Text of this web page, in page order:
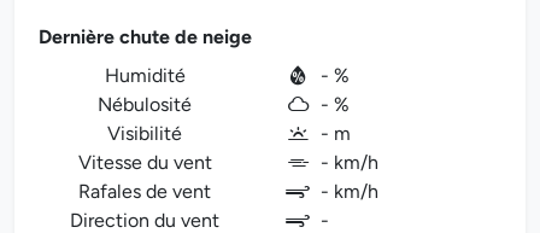
Dernière chute de neige
Humidité
- %
Nébulosité
- %
Visibilité
- m
Vitesse du vent
- km/h
Rafales de vent
- km/h
Direction du vent
-